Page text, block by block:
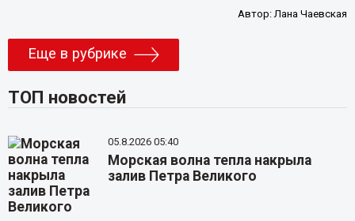
Автор: Лана Чаевская
Еще в рубрике
ТОП новостей
05.8.2026 05:40
Морская волна тепла накрыла
залив Петра Великого